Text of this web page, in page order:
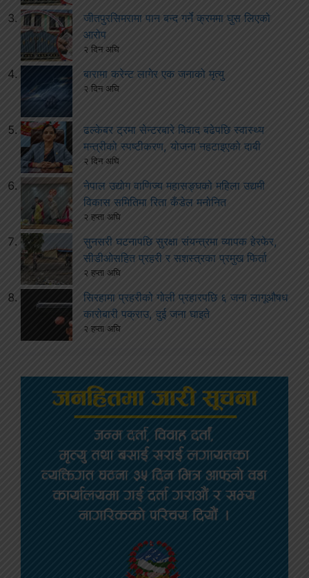
जीतपुरसिमरामा पान बन्द गर्ने क्रममा घुस लिएको
आरोप
२ दिन अघि
बारामा करेन्ट लागेर एक जनाको मृत्यु
२ दिन अघि
ढल्केबर ट्रमा सेन्टरबारे विवाद बढेपछि स्वास्थ्य
मन्त्रीको स्पष्टीकरण, योजना नहटाइएको दाबी
२ दिन अघि
नेपाल उद्योग वाणिज्य महासङ्घको महिला उद्यमी
विकास समितिमा रिता कँडेल मनोनित
२ हप्ता अघि
सुनसरी घटनापछि सुरक्षा संयन्त्रमा व्यापक हेरफेर,
सीडीओसहित प्रहरी र सशस्त्रका प्रमुख फिर्ता
२ हप्ता अघि
सिरहामा प्रहरीको गोली प्रहारपछि ६ जना लागूऔषध
कारोबारी पक्राउ, दुई जना घाइते
२ हप्ता अघि